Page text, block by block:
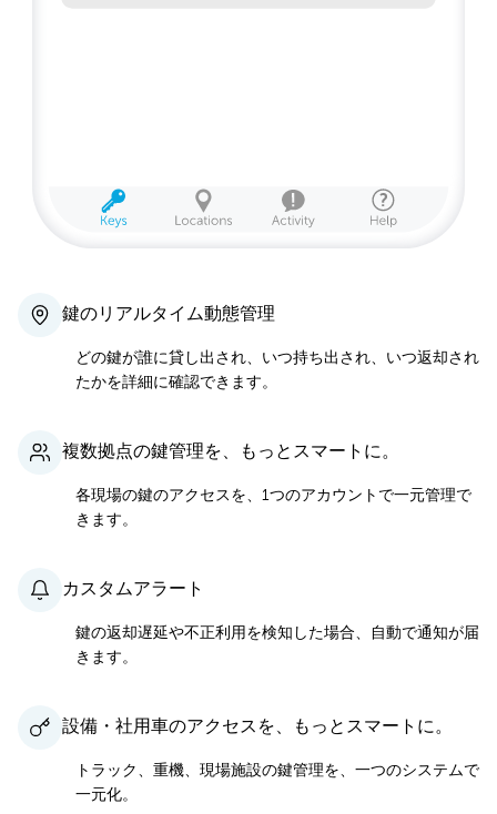
鍵のリアルタイム動態管理
どの鍵が誰に貸し出され、いつ持ち出され、いつ返却され
たかを詳細に確認できます。
複数拠点の鍵管理を、もっとスマートに。
各現場の鍵のアクセスを、1つのアカウントで一元管理で
きます。
カスタムアラート
鍵の返却遅延や不正利用を検知した場合、自動で通知が届
きます。
設備・社用車のアクセスを、もっとスマートに。
トラック、重機、現場施設の鍵管理を、一つのシステムで
一元化。